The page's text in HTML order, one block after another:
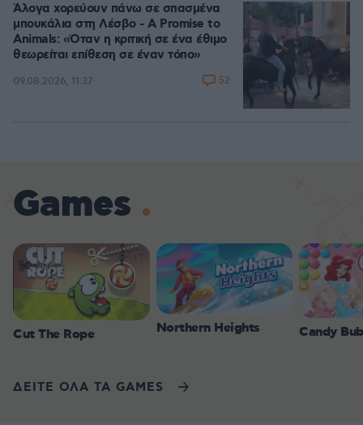
Άλογα χορεύουν πάνω σε σπασμένα
μπουκάλια στη Λέσβο - A Promise to
Animals: «Όταν η κριτική σε ένα έθιμο
θεωρείται επίθεση σε έναν τόπο»
09.08.2026, 11:37 52
Games
Cut The Rope Northern Heights Candy
ΔΕΙΤΕ ΟΛΑ ΤΑ GAMES